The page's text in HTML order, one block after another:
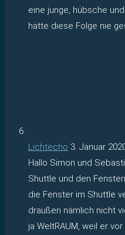
eine junge, hübsche
hätte diese Folge nie
Lichtecho 3. Januar
Hallo Simon und
Shuttle und den
die Fenster im Shuttle
draußen nämlich nicht
ja WeltRAUM, weil er